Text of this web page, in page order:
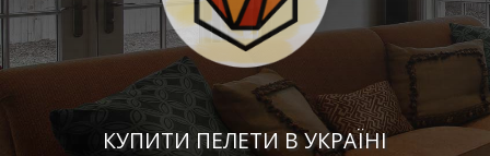
КУПИТИ ПЕЛЕТИ В УКРАЇНІ